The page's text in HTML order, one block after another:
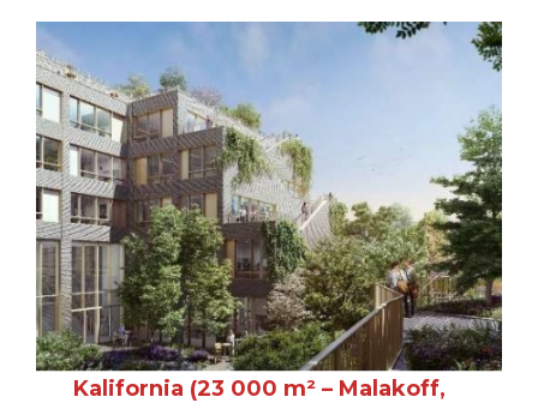
Kalifornia (23 000 m² – Malakoff,